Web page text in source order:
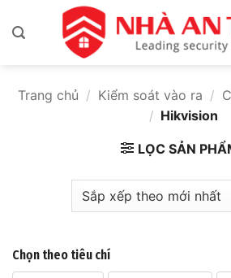
qua
Trang chủ / Kiểm soát vào ra /
/ Hikvision
LỌC SẢN
Chọn theo tiêu chí